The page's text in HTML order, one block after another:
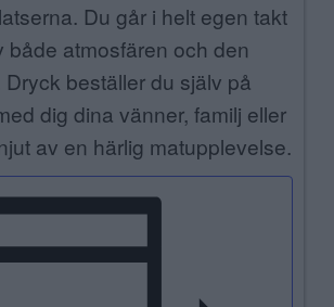
Du går i helt egen takt
både atmosfären och den
beställer du själv på
dig dina vänner, familj eller
av en härlig matupplevelse.